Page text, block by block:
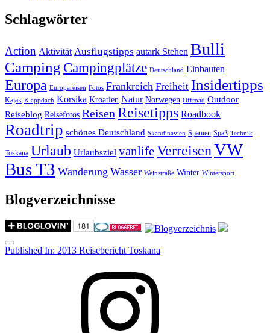
Schlagwörter
Action Aktivität Ausflugstipps autark Stehen Bulli
Camping Campingplätze Deutschland Einbauten
Europa Europareisen Fotos Frankreich Freiheit Insidertipps
Kajak Klappdach Korsika Kroatien Natur Norwegen Offroad Outdoor
Reiseblog Reisefotos ReisenReisetipps Roadbook
Roadtrip schönes Deutschland Skandinavien Spanien Spaß Technik
Toskana Urlaub Urlaubsziel vanlifeVerreisenVW
Bus T3 Wanderung Wasser Weinstraße Winter Wintersport
Blogverzeichnisse
Menu
Post
Published In: 2013 Reisebericht Toskana